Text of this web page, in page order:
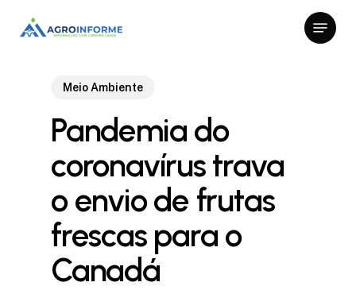
Menu
Meio Ambiente
Pandemia do
coronavírus trava
o envio de frutas
frescas para o
Canadá